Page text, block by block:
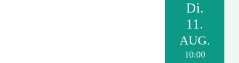
Di.
11.
AUG.
10:00